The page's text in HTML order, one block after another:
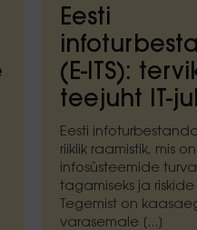
Eesti
(E-ITS):
teejuht IT-
Eesti
riiklik raamistik, mis
infosüsteemide
tagamiseks ja
Tegemist on
varasemale [...]